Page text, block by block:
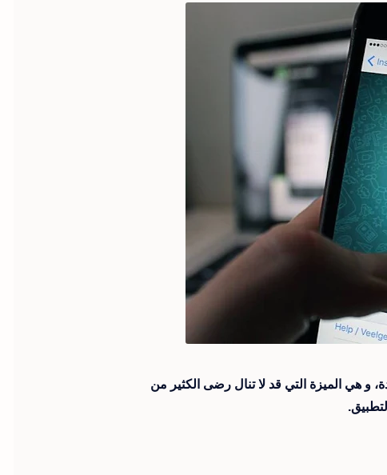
و هي الميزة التي قد لا تنال رضى الكثير من